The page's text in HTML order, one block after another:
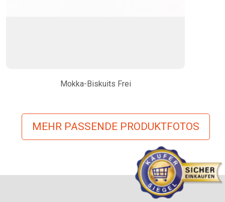
Mokka-Biskuits Frei
MEHR PASSENDE PRODUKTFOTOS